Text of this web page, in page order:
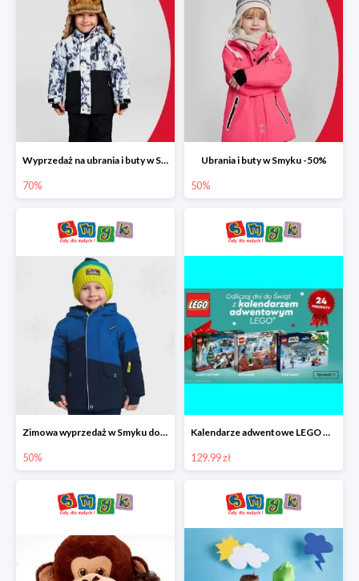
Wyprzedaż na ubrania i buty w Smyku do -70%
70%
Ubrania i buty w Smyku -50%
50%
Zimowa wyprzedaż w Smyku do -50%
50%
Kalendarze adwentowe LEGO w Smyku w super cenie
129.99 zł